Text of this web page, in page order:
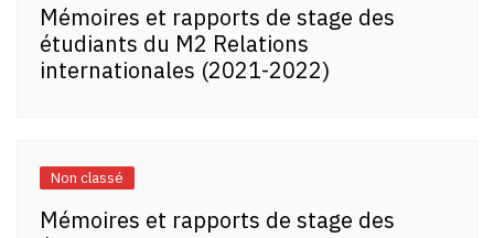
Mémoires et rapports de stage des
étudiants du M2 Relations
internationales (2021-2022)
Non classé
Mémoires et rapports de stage des